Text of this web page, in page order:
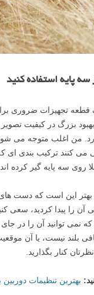
پایه استفاده کنید
قطعه تجهیزات ضروری
بزرگ در کیفیت
من اغلب متوجه می
کنند ترکیب بندی ای که
روی سه پایه گیر کرده اند.
این است که دست های
را پیدا کردید، سعی
نمی توانید آن را در
بلند نیست، یا آن
کنار بگذارید.
بهترین تنظیمات